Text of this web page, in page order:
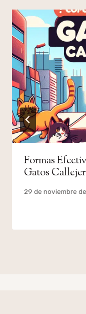
Formas
Gatos
Por
29 de noviembre